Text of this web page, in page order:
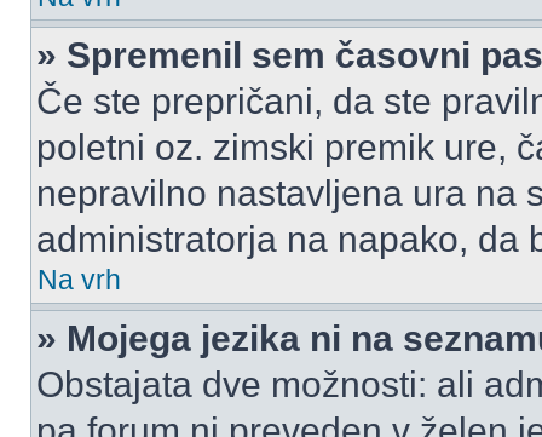
» Spremenil sem časovni
Če ste prepričani, da ste
poletni oz. zimski premik ure,
nepravilno nastavljena ura na
administratorja na napako, da
Na vrh
» Mojega jezika ni na
Obstajata dve možnosti: ali